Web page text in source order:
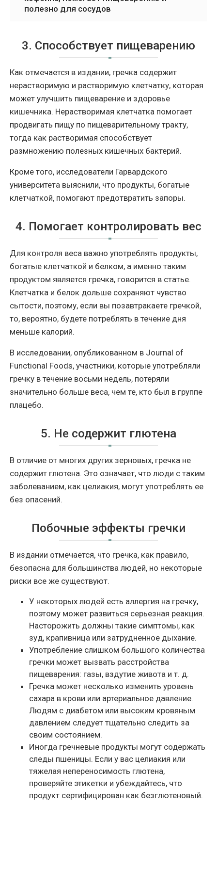
полезно для сосудов
3. Способствует пищеварению
Как отмечается в издании, гречка содержит
нерастворимую и растворимую клетчатку, которая
может улучшить пищеварение и здоровье
кишечника. Нерастворимая клетчатка помогает
продвигать пищу по пищеварительному тракту,
тогда как растворимая способствует
размножению полезных кишечных бактерий.
Кроме того, исследователи Гарвардского
университета выяснили, что продукты, богатые
клетчаткой, помогают предотвратить запоры.
4. Помогает контролировать вес
Для контроля веса важно употреблять продукты,
богатые клетчаткой и белком, а именно таким
продуктом является гречка, говорится в статье.
Клетчатка и белок дольше сохраняют чувство
сытости, поэтому, если вы позавтракаете гречкой,
то, вероятно, будете потреблять в течение дня
меньше калорий.
В исследовании, опубликованном в Journal of
Functional Foods, участники, которые употребляли
гречку в течение восьми недель, потеряли
значительно больше веса, чем те, кто был в группе
плацебо.
5. Не содержит глютена
В отличие от многих других зерновых, гречка не
содержит глютена. Это означает, что люди с таким
заболеванием, как целиакия, могут употреблять ее
без опасений.
Побочные эффекты гречки
В издании отмечается, что гречка, как правило,
безопасна для большинства людей, но некоторые
риски все же существуют.
У некоторых людей есть аллергия на гречку,
поэтому может развиться серьезная реакция.
Насторожить должны такие симптомы, как
зуд, крапивница или затрудненное дыхание.
Употребление слишком большого количества
гречки может вызвать расстройства
пищеварения: газы, вздутие живота и т. д.
Гречка может несколько изменить уровень
сахара в крови или артериальное давление.
Людям с диабетом или высоким кровяным
давлением следует тщательно следить за
своим состоянием.
Иногда гречневые продукты могут содержать
следы пшеницы. Если у вас целиакия или
тяжелая непереносимость глютена,
проверяйте этикетки и убеждайтесь, что
продукт сертифицирован как безглютеновый.